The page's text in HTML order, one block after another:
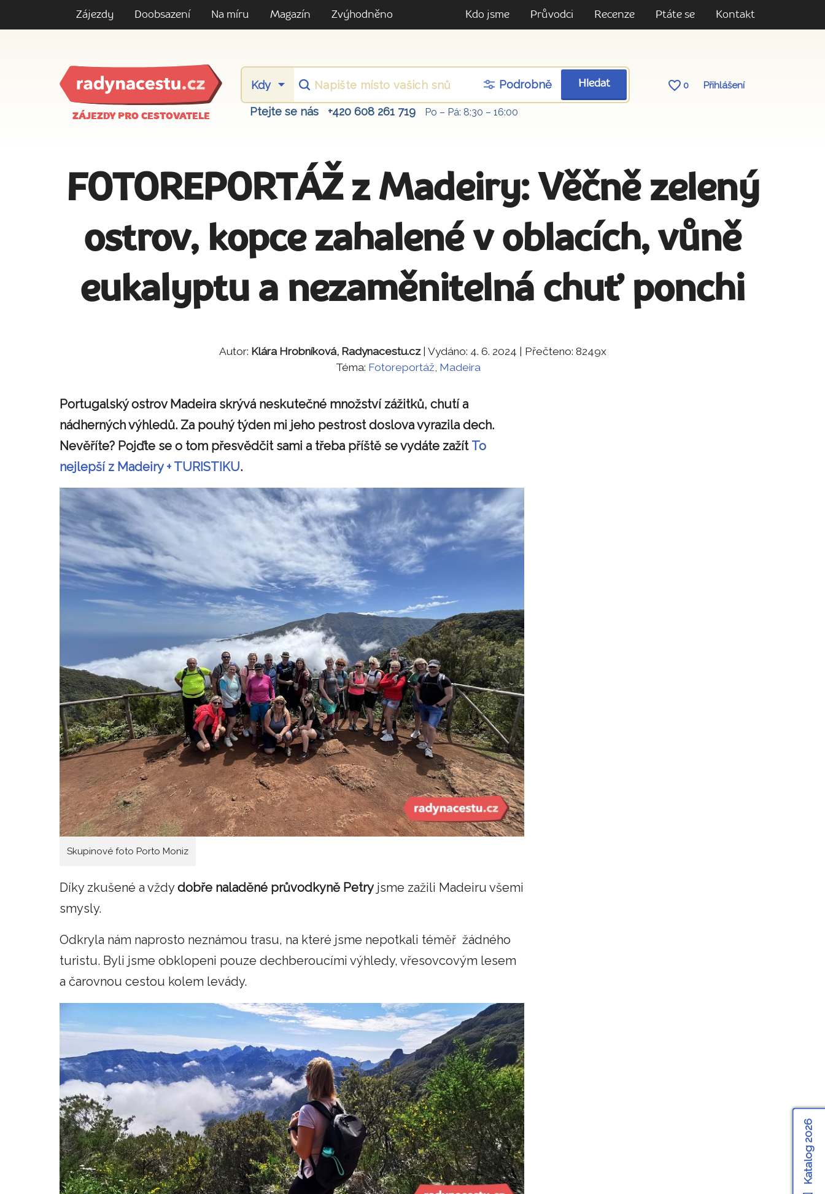
Zájezdy Doobsazení Na míru Magazín Zvýhodněno Kdo jsme Průvodci Recenze Ptáte se Kontakt
ZÁJEZDY PRO CESTOVATELE
Podrobně Hledat 0 Přihlášení
Ptejte se nás +420 608 261 719 Po – Pá: 8:30 – 16:00
FOTOREPORTÁŽ z Madeiry: Věčně zelený
ostrov, kopce zahalené v oblacích, vůně
eukalyptu a nezaměnitelná chuť ponchi
Autor: Klára Hrobníková, Radynacestu.cz| Vydáno: 4. 6. 2024 | Přečteno: 8249x
Téma: Fotoreportáž Madeira
Portugalský ostrov Madeira skrývá neskutečné množství zážitků, chutí a
nádherných výhledů. Za pouhý týden mi jeho pestrost doslova vyrazila dech.
Nevěříte? Pojďte se o tom přesvědčit sami a třeba příště se vydáte zažít To
nejlepší z Madeiry + TURISTIKU.
Skupinové foto Porto Moniz
Díky zkušené a vždydobře naladěné průvodkyně Petryjsme zažili Madeiru všemi
smysly.
Odkryla nám naprosto neznámou trasu, na které jsme nepotkali téměř žádného
turistu. Byli jsme obklopeni pouze dechberoucími výhledy, vřesovcovým lesem
a čarovnou cestou kolem levády.
Katalog 2026